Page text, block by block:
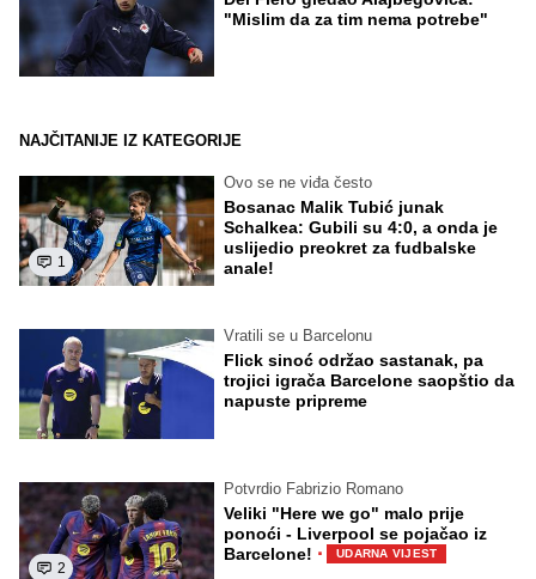
"Mislim da za tim nema potrebe"
NAJČITANIJE IZ KATEGORIJE
1
Ovo se ne viđa često
Bosanac Malik Tubić junak
Schalkea: Gubili su 4:0, a onda je
uslijedio preokret za fudbalske
anale!
Vratili se u Barcelonu
Flick sinoć održao sastanak, pa
trojici igrača Barcelone saopštio da
napuste pripreme
2
Potvrdio Fabrizio Romano
Veliki "Here we go" malo prije
ponoći - Liverpool se pojačao iz
Barcelone! · UDARNA VIJEST